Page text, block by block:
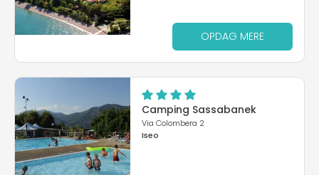
OPDAG MERE
Camping Sassabanek
Via Colombera 2
Iseo